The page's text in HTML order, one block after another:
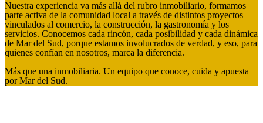
Nuestra experiencia va más allá del rubro inmobiliario, formamos
parte activa de la comunidad local a través de distintos proyectos
vinculados al comercio, la construcción, la gastronomía y los
servicios. Conocemos cada rincón, cada posibilidad y cada dinámica
de Mar del Sud, porque estamos involucrados de verdad, y eso, para
quienes confían en nosotros, marca la diferencia.
Más que una inmobiliaria. Un equipo que conoce, cuida y apuesta
por Mar del Sud.